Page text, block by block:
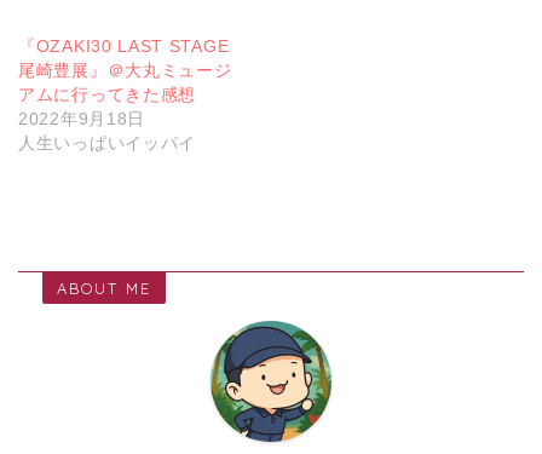
『OZAKI30 LAST STAGE
尾崎豊展』＠大丸ミュージ
アムに行ってきた感想
2022年9月18日
人生いっぱいイッパイ
ABOUT ME